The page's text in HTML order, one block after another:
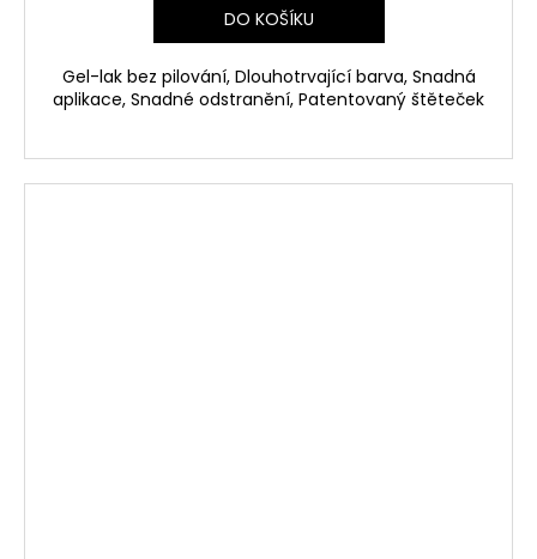
DO KOŠÍKU
Gel-lak bez pilování, Dlouhotrvající barva, Snadná
aplikace, Snadné odstranění, Patentovaný štěteček